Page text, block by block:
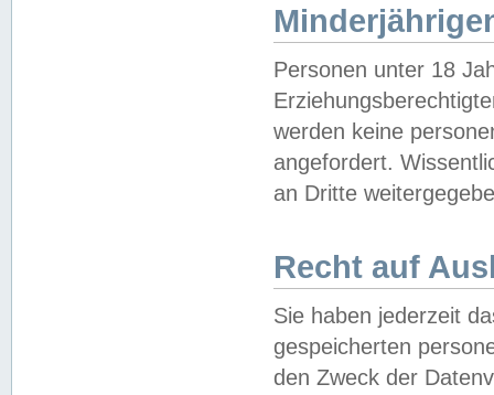
Personen unter 18
werden keine
angefordert.
an Dritte
Recht auf
Sie haben jederzeit
gespeicherten
den Zweck der